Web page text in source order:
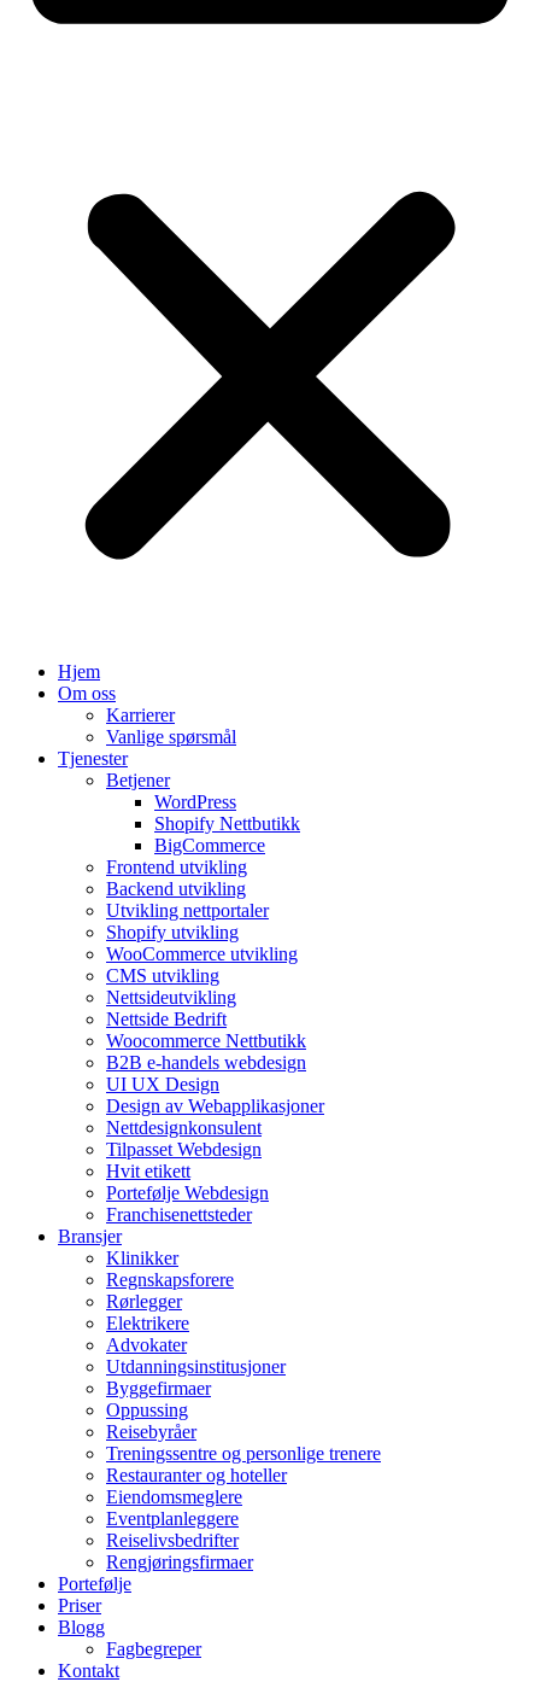
Hjem
Om oss
Karrierer
Vanlige spørsmål
Tjenester
Betjener
WordPress
Shopify Nettbutikk
BigCommerce
Frontend utvikling
Backend utvikling
Utvikling nettportaler
Shopify utvikling
WooCommerce utvikling
CMS utvikling
Nettsideutvikling
Nettside Bedrift
Woocommerce Nettbutikk
B2B e-handels webdesign
UI UX Design
Design av Webapplikasjoner
Nettdesignkonsulent
Tilpasset Webdesign
Hvit etikett
Portefølje Webdesign
Franchisenettsteder
Bransjer
Klinikker
Regnskapsforere
Rørlegger
Elektrikere
Advokater
Utdanningsinstitusjoner
Byggefirmaer
Oppussing
Reisebyråer
Treningssentre og personlige trenere
Restauranter og hoteller
Eiendomsmeglere
Eventplanleggere
Reiselivsbedrifter
Rengjøringsfirmaer
Portefølje
Priser
Blogg
Fagbegreper
Kontakt